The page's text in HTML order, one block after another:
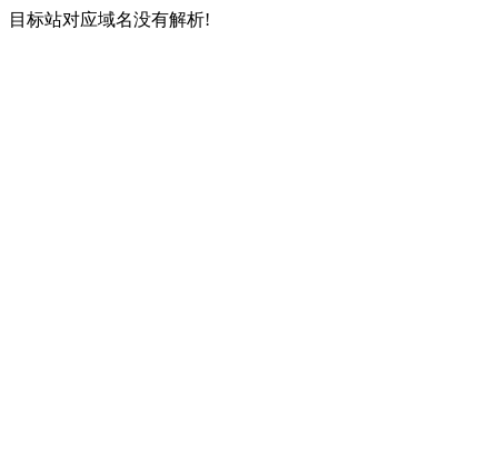
目标站对应域名没有解析!